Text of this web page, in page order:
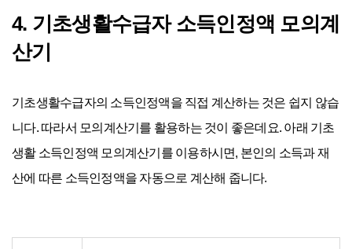
4. 기초생활수급자 소득인정액 모의계
산기
기초생활수급자의 소득인정액을 직접 계산하는 것은 쉽지 않습
니다. 따라서 모의계산기를 활용하는 것이 좋은데요. 아래 기초
생활 소득인정액 모의계산기를 이용하시면, 본인의 소득과 재
산에 따른 소득인정액을 자동으로 계산해 줍니다.